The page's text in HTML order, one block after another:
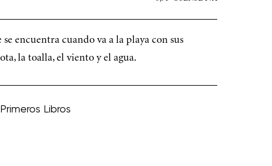
encuentra cuando va a la playa con sus
la toalla, el viento y el agua.
Libros